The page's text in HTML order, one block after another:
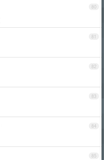
80
81
82
83
84
85